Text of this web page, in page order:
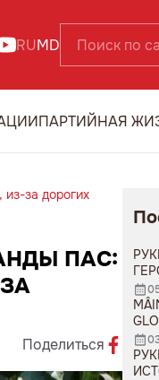
RUMD
ПАРТИЙНАЯ
за дорогих
ПАС:
Поделиться